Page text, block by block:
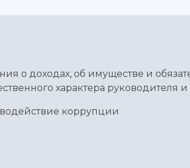
о доходах, об имуществе и
характера руководителя
коррупции